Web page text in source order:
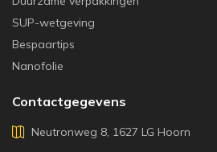
SUP-wetgeving
Bespaartips
Nanofolie
Contactgegevens
Neutronweg 8, 1627 LG Hoorn